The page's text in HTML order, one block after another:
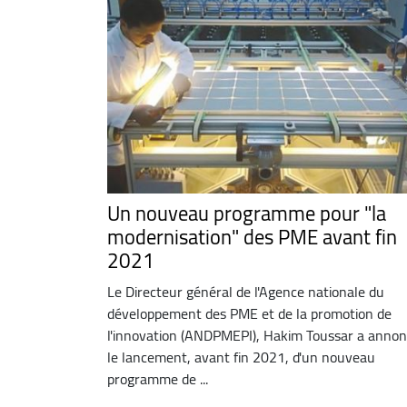
Un nouveau programme pour "la
modernisation" des PME avant fin
2021
Le Directeur général de l'Agence nationale du
développement des PME et de la promotion de
l'innovation (ANDPMEPI), Hakim Toussar a
le lancement, avant fin 2021, d'un nouveau
programme de ...